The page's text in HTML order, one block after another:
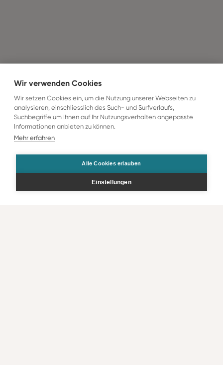
Wir verwenden Cookies
Wir setzen Cookies ein, um die Nutzung unserer Webseiten zu
analysieren, einschliesslich des Such- und Surfverlaufs,
Suchbegriffe um Ihnen auf Ihr Nutzungsverhalten angepasste
Informationen anbieten zu können.
Mehr erfahren
Alle Cookies erlauben
Einstellungen